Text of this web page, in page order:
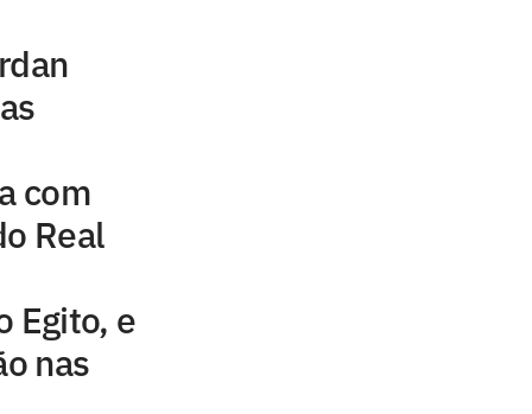
com
Real
Egito, e
nas